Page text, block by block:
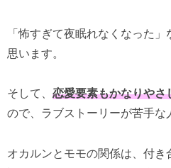
「怖すぎて夜眠れなくなった
思います。
そして、 恋愛要素もかなりやさ
ので、ラブストーリーが苦手な
オカルンとモモの関係は、付